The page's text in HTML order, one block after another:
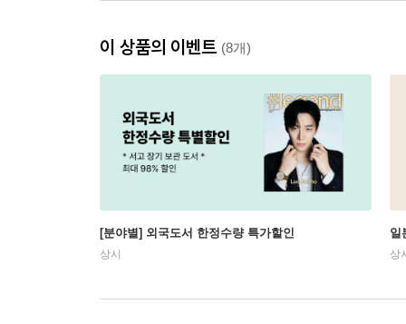
이 상품의 이벤트 (8개)
[분야별] 외국도서 한정수량 특가할인
상시
일
상